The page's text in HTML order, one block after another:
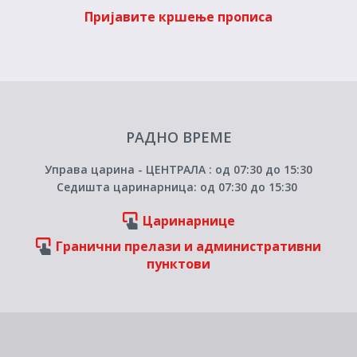
Пријавите кршење прописа
РАДНО ВРЕМЕ
Управа царина - ЦЕНТРАЛА : од 07:30 до 15:30
Седишта царинарница: од 07:30 до 15:30
Царинарнице
Гранични прелази и административни
пунктови